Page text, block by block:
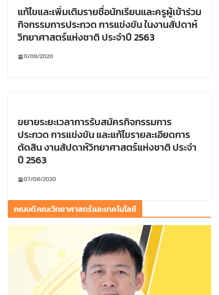
แก้ไขและเพิ่มเติมรายชื่อนักเรียนและครูผู้เข้าร่วม
กิจกรรมการประกวด การแข่งขัน ในงานสัปดาห์
วิทยาศาสตร์แห่งชาติ ประจำปี 2563
11/08/2020
ขยายระยะเวลาการรับสมัครกิจกรรมการ
ประกวด การแข่งขัน และแก้ไขรายละเอียดการ
ตัดสิน งานสัปดาห์วิทยาศาสตร์แห่งชาติ ประจำ
ปี 2563
07/08/2020
คณบดีคณะวิทยาศาสตร์และเทคโนโลยี